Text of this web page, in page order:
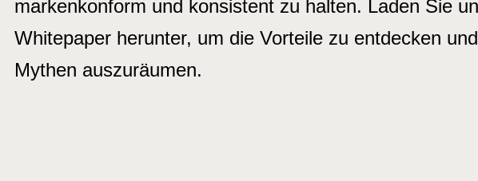
markenkonform und konsistent zu halten. Laden Sie
Whitepaper herunter, um die Vorteile zu entdecken
Mythen auszuräumen.